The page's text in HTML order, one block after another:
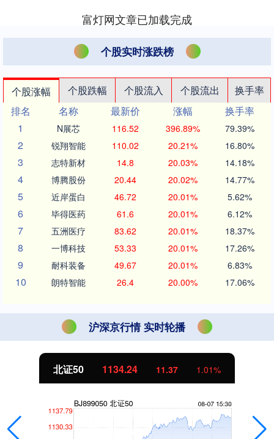
富灯网文章已加载完成
个股实时涨跌榜
个股涨幅 个股跌幅 个股流入 个股流出
换手率
排名
名称 最新价 涨幅
换手率
1
N展芯 116.52 396.89% 79.39%
2 锐翔智能 110.02 20.21% 16.80%
3 志特新材 14.8 20.03% 14.18%
4 博腾股份 20.44 20.02% 14.77%
5 近岸蛋白 46.72 20.01% 5.62%
6 毕得医药 61.6 20.01% 6.12%
7 五洲医疗 83.62 20.01% 18.37%
8 一博科技 53.33 20.01% 17.26%
9 耐科装备 49.67 20.01% 6.83%
10 朗特智能 26.4 20.00% 17.06%
沪深京行情 实时轮播
北证50 1134.24 11.37 1.01%